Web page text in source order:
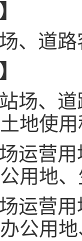
、道
场、
地使
运营
用地
运营
公用